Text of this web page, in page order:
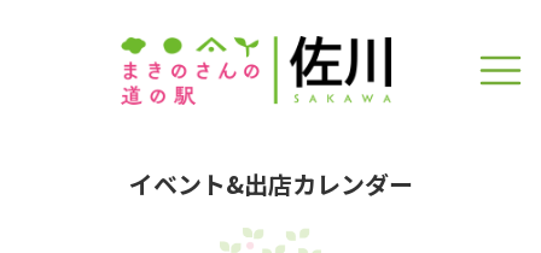
イベント&出店カレンダー